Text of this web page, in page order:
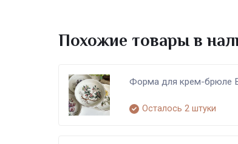
Похожие товары в
Форма для крем-брюле
Осталось 2 штуки